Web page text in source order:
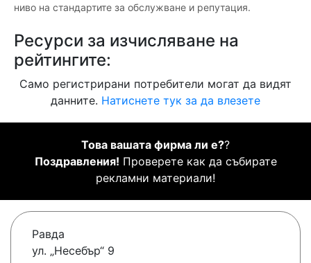
ниво на стандартите за обслужване и репутация.
Ресурси за изчисляване на
рейтингите:
Само регистрирани потребители могат да видят
данните. Натиснете тук за да влезете
Това вашата фирма ли е??
Поздравления! Проверете как да събирате
рекламни материали!
Равда
ул. „Несебър“ 9